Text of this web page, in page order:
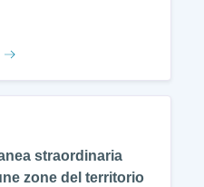
straordinaria
zone del territorio